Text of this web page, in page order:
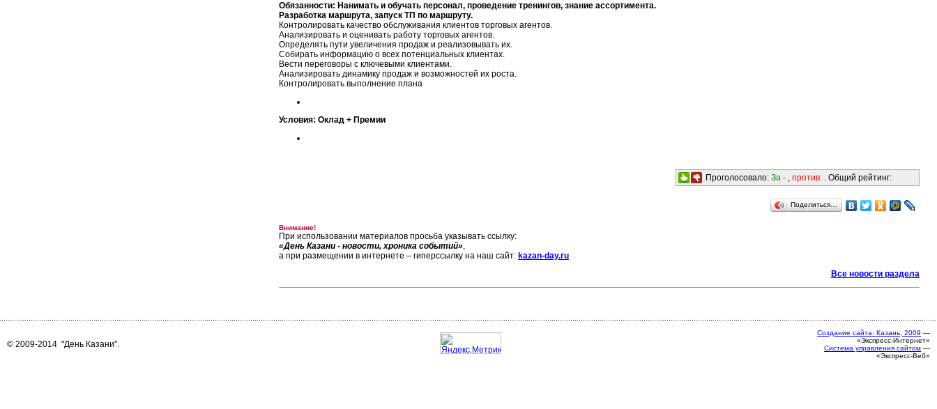
Обязанности: Нанимать и обучать персонал‚ проведение тренингов‚ знание ассортимента.
Разработка маршрута‚ запуск ТП по маршруту.
Контролировать качество обслуживания клиентов торговых агентов.
Анализировать и оценивать работу торговых агентов.
Определять пути увеличения продаж и реализовывать их.
Собирать информацию о всех потенциальных клиентах.
Вести переговоры с ключевыми клиентами.
Анализировать динамику продаж и возможностей их роста.
Контролировать выполнение плана
Условия: Оклад + Премии
Проголосовало: За - , против: . Общий рейтинг:
Поделиться…
Внимание!
При использовании материалов просьба указывать ссылку:
«День Казани - новости, хроника событий»,
а при размещении в интернете – гиперссылку на наш сайт: kazan-day.ru
Все новости раздела
© 2009-2014 "День Казани".
Создание сайта: Казань, 2009 —
«Экспресс-Интернет»
Система управления сайтом —
«Экспресс-Веб»